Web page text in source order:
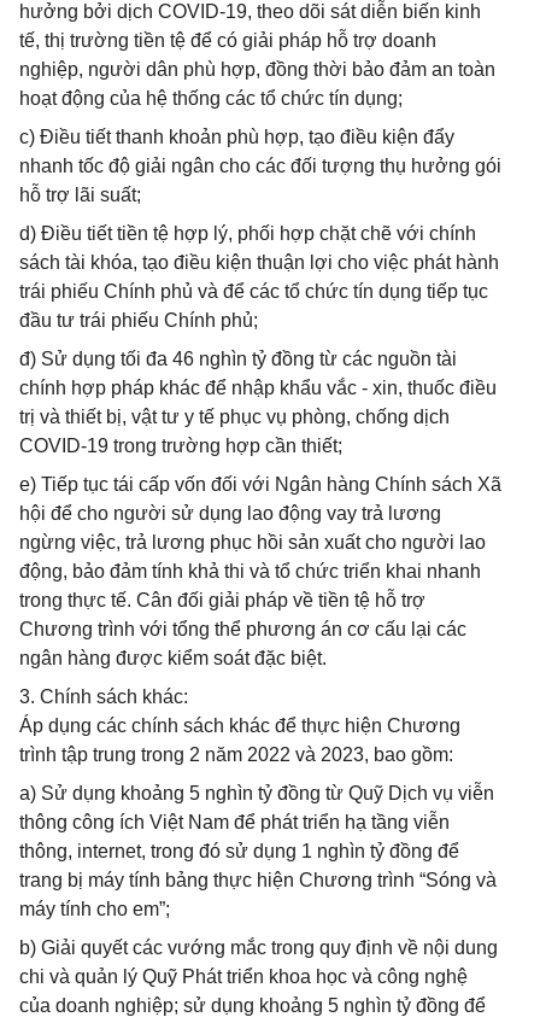
hưởng bởi dịch COVID-19, theo dõi sát diễn biến kinh
tế, thị trường tiền tệ để có giải pháp hỗ trợ doanh
nghiệp, người dân phù hợp, đồng thời bảo đảm an toàn
hoạt động của hệ thống các tổ chức tín dụng;
c) Điều tiết thanh khoản phù hợp, tạo điều kiện đẩy
nhanh tốc độ giải ngân cho các đối tượng thụ hưởng gói
hỗ trợ lãi suất;
d) Điều tiết tiền tệ hợp lý, phối hợp chặt chẽ với chính
sách tài khóa, tạo điều kiện thuận lợi cho việc phát hành
trái phiếu Chính phủ và để các tổ chức tín dụng tiếp tục
đầu tư trái phiếu Chính phủ;
đ) Sử dụng tối đa 46 nghìn tỷ đồng từ các nguồn tài
chính hợp pháp khác để nhập khẩu vắc - xin, thuốc điều
trị và thiết bị, vật tư y tế phục vụ phòng, chống dịch
COVID-19 trong trường hợp cần thiết;
e) Tiếp tục tái cấp vốn đối với Ngân hàng Chính sách Xã
hội để cho người sử dụng lao động vay trả lương
ngừng việc, trả lương phục hồi sản xuất cho người lao
động, bảo đảm tính khả thi và tổ chức triển khai nhanh
trong thực tế. Cân đối giải pháp về tiền tệ hỗ trợ
Chương trình với tổng thể phương án cơ cấu lại các
ngân hàng được kiểm soát đặc biệt.
3. Chính sách khác:
Áp dụng các chính sách khác để thực hiện Chương
trình tập trung trong 2 năm 2022 và 2023, bao gồm:
a) Sử dụng khoảng 5 nghìn tỷ đồng từ Quỹ Dịch vụ viễn
thông công ích Việt Nam để phát triển hạ tầng viễn
thông, internet, trong đó sử dụng 1 nghìn tỷ đồng để
trang bị máy tính bảng thực hiện Chương trình “Sóng và
máy tính cho em”;
b) Giải quyết các vướng mắc trong quy định về nội dung
chi và quản lý Quỹ Phát triển khoa học và công nghệ
của doanh nghiệp; sử dụng khoảng 5 nghìn tỷ đồng để